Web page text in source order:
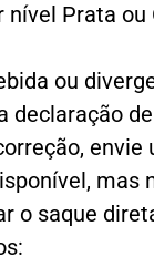
Prata
ou
mas
o saque